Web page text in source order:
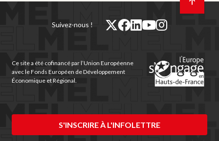
Suivez-nous !
twitter
facebook
linkedin
fenêtre)
youtube
fenêtre)
instagram
fenêtre)
Ce site a été cofinancé par l’Union Européenne
avec le Fonds Européen de Développement
Économique et Régional.
S'INSCRIRE À L'INFOLETTRE
en
haut